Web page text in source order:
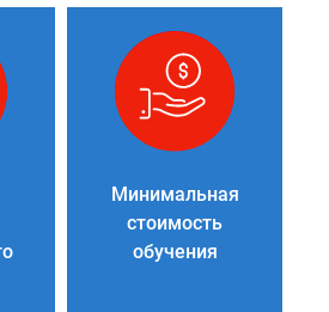
Минимальная
стоимость
обучения